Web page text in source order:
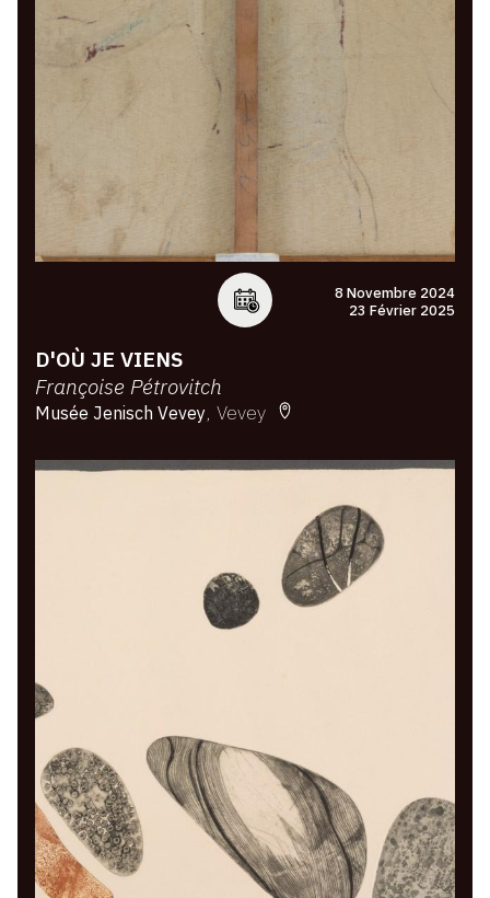
8 Novembre 2024
23 Février 2025
D'OÙ JE VIENS
Françoise Pétrovitch
Musée Jenisch Vevey Vevey